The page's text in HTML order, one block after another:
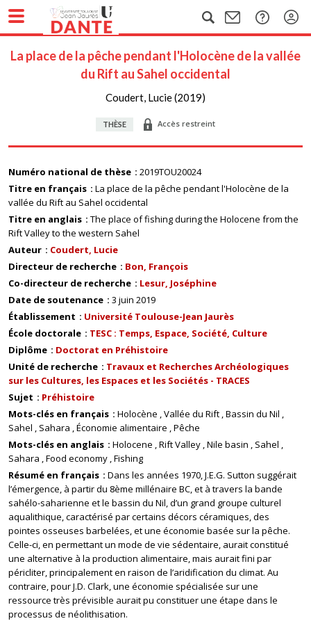
La place de la pêche pendant l'Holocène de la vallée
du Rift au Sahel occidental
Coudert, Lucie (2019)
THÈSE Accès restreint
Numéro national de thèse
2019TOU20024
Titre en français
La place de la pêche pendant l'Holocène de la
vallée du Rift au Sahel occidental
Titre en anglais
The place of fishing during the Holocene from the
Rift Valley to the western Sahel
Auteur
Coudert, Lucie
Directeur de recherche
Bon, François
Co-directeur de recherche
Lesur, Joséphine
Date de soutenance
3 juin 2019
Établissement
Université Toulouse-Jean Jaurès
École doctorale
TESC : Temps, Espace, Société, Culture
Diplôme
Doctorat en Préhistoire
Unité de recherche
Travaux et Recherches Archéologiques
sur les Cultures, les Espaces et les Sociétés - TRACES
Sujet
Préhistoire
Mots-clés en français
Holocène Vallée du Rift Bassin du Nil
Sahel
Sahara Économie alimentaire Pêche
Mots-clés en anglais
Holocene Rift Valley Nile basin
Sahel
Sahara Food economy Fishing
Résumé en français
Dans les années 1970, J.E.G. Sutton suggérait
l’émergence, à partir du 8ème millénaire BC, et à travers la bande
sahélo-saharienne et le bassin du Nil, d’un grand groupe culturel
aqualithique, caractérisé par certains décors céramiques, des
pointes osseuses barbelées, et une économie basée sur la pêche.
Celle-ci, en permettant un mode de vie sédentaire, aurait constitué
une alternative à la production alimentaire, mais aurait fini par
péricliter, principalement en raison de l’aridification du climat. Au
contraire, pour J.D. Clark, une économie spécialisée sur une
ressource très prévisible aurait pu constituer une étape dans le
processus de néolithisation.